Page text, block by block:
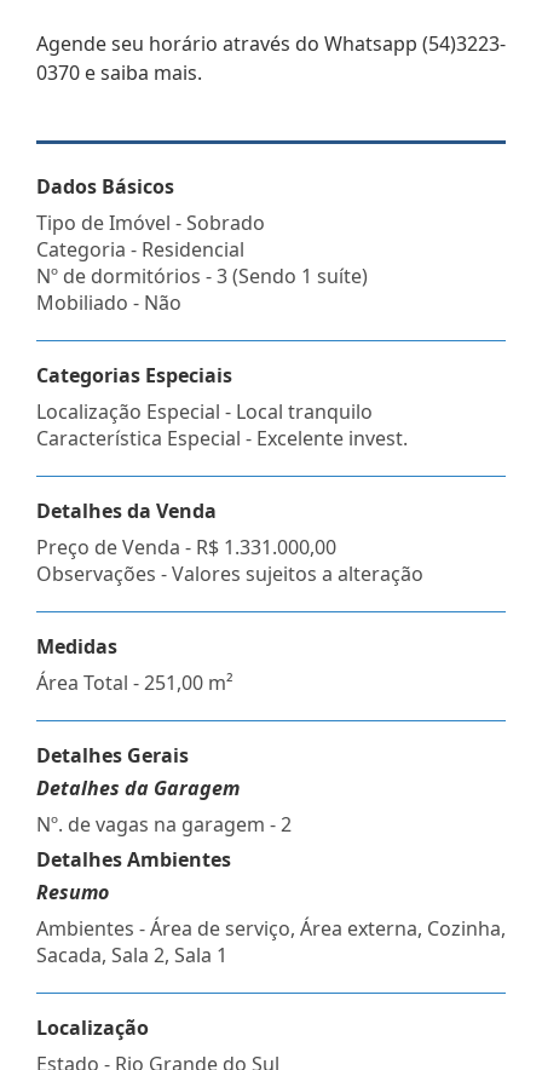
Agende seu horário através do Whatsapp (54)3223-
0370 e saiba mais.
Dados Básicos
Tipo de Imóvel - Sobrado
Categoria - Residencial
Nº de dormitórios - 3 (Sendo 1 suíte)
Mobiliado - Não
Categorias Especiais
Localização Especial - Local tranquilo
Característica Especial - Excelente invest.
Detalhes da Venda
Preço de Venda - R$ 1.331.000,00
Observações - Valores sujeitos a alteração
Medidas
Área Total - 251,00 m²
Detalhes Gerais
Detalhes da Garagem
Nº. de vagas na garagem - 2
Detalhes Ambientes
Resumo
Ambientes - Área de serviço, Área externa, Cozinha,
Sacada, Sala 2, Sala 1
Localização
Estado - Rio Grande do Sul